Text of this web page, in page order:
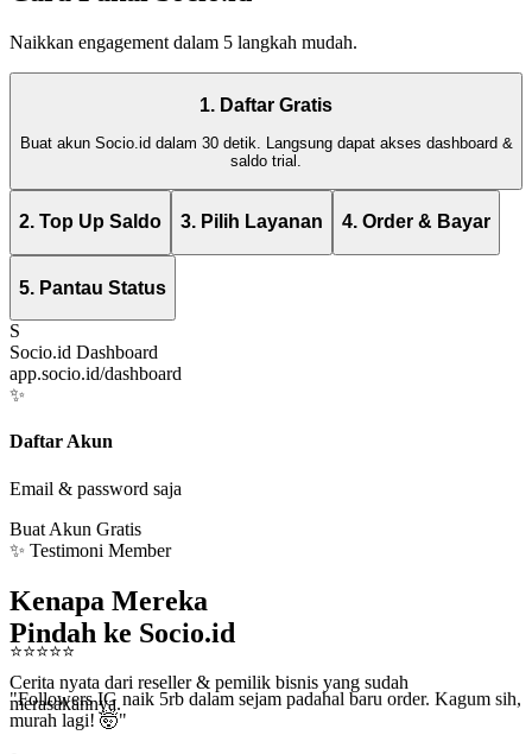
Naikkan engagement dalam 5 langkah mudah.
1. Daftar Gratis
Buat akun Socio.id dalam 30 detik. Langsung dapat akses dashboard &
saldo trial.
2. Top Up Saldo 3. Pilih Layanan 4. Order & Bayar
5. Pantau Status
S
Socio.id Dashboard
app.socio.id/dashboard
✨
Daftar Akun
Email & password saja
Buat Akun Gratis
✨ Testimoni Member
Kenapa Mereka
Pindah ke Socio.id
Cerita nyata dari reseller & pemilik bisnis yang sudah
merasakannya.
⭐⭐⭐⭐ ⭐
"Followers IG naik 5rb dalam sejam padahal baru order. Kagum sih,
murah lagi! 🤯"